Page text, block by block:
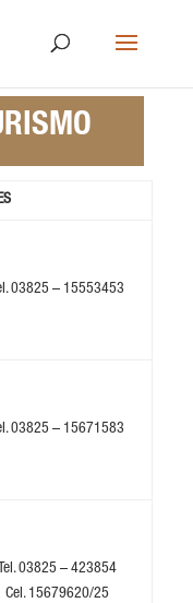
03825 – 15553453
03825 – 15671583
Tel. 03825 – 423854
Cel. 15679620/25